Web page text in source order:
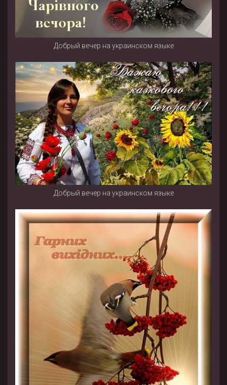
Добрый вечер на украинском языке
Добрый вечер на украинском языке